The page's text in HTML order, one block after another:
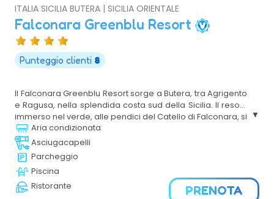
ITALIA SICILIA BUTERA | SICILIA ORIENTALE
Falconara Greenblu Resort
Punteggio clienti 8
Il Falconara Greenblu Resort sorge a Butera, tra Agrigento
e Ragusa, nella splendida costa sud della Sicilia. Il resort,
immerso nel verde, alle pendici del Catello di Falconara, si
divide in due aree: la Club House, dove si trovano i servizi
principali, e la Residenza, la parte storica della struttura,
un tempo alloggio della servitù del castello e oggi sede di
alcune camere. Dal fascino naturalistico e storico il
Falconara Greenblu Resort è la scelta perfetta per delle
vacanze indimenticabili in Sicilia.
Aria condizionata
Asciugacapelli
Parcheggio
Piscina
Ristorante
PRENOTA